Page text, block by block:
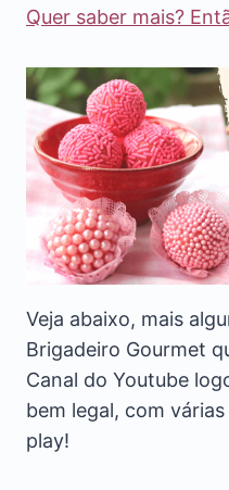
Quer saber mais?
Veja abaixo, mais
Brigadeiro Gourmet
Canal do Youtube
bem legal, com
play!